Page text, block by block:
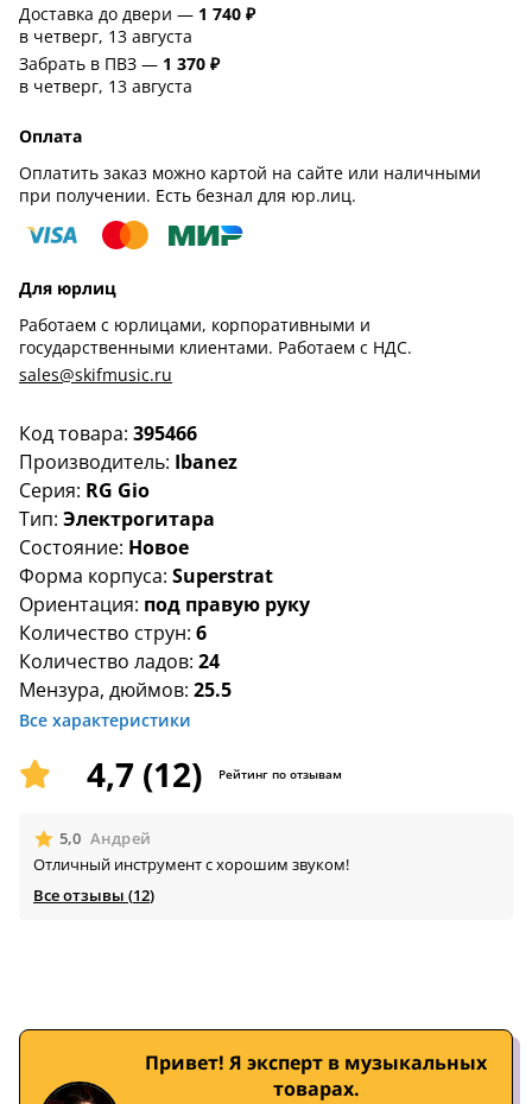
Код товара: 395466
Производитель: Ibanez
Серия: RG Gio
Тип: Электрогитара
Состояние: Новое
Форма корпуса: Superstrat
Ориентация: под правую руку
Количество струн: 6
Количество ладов: 24
Мензура, дюймов: 25.5
Все характеристики
4,7 (12) Рейтинг по отзывам
🟊 5,0 Андрей
Отличный инструмент с хорошим звуком!
Все отзывы (12)
Доставка до двери — 1 740 ₽
в четверг, 13 августа
Забрать в ПВЗ — 1 370 ₽
в четверг, 13 августа
Оплата
Оплатить заказ можно картой на сайте или наличными
при получении. Есть безнал для юр.лиц.
Для юрлиц
Работаем с юрлицами, корпоративными и
государственными клиентами. Работаем с НДС.
sales@skifmusic.ru
Привет! Я эксперт в музыкальных
товарах.